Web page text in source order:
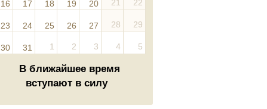
16 17 18 19 20 21 22
23 24 25 26 27 28 29
30 31 1 2 3 4 5
В ближайшее время
вступают в силу